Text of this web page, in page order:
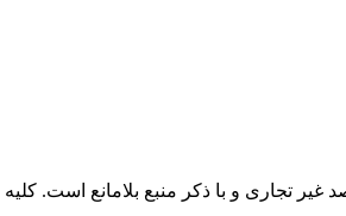
غیر تجاری و با ذکر منبع بلامانع است.